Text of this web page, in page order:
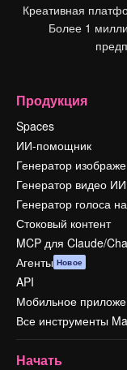
Креативная
Более 1
Продукция
Spaces
ИИ-помощник
Генератор
Генератор видео ИИ
Генератор голоса
Стоковый контент
MCP для Claude/
Агенты Новое
API
Мобильное
Все инструменты
Начать